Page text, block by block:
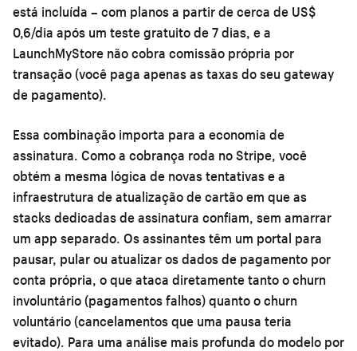
está incluída – com planos a partir de cerca de US$
0,6/dia após um teste gratuito de 7 dias, e a
LaunchMyStore não cobra comissão própria por
transação (você paga apenas as taxas do seu gateway
de pagamento).
Essa combinação importa para a economia de
assinatura. Como a cobrança roda no Stripe, você
obtém a mesma lógica de novas tentativas e a
infraestrutura de atualização de cartão em que as
stacks dedicadas de assinatura confiam, sem amarrar
um app separado. Os assinantes têm um portal para
pausar, pular ou atualizar os dados de pagamento por
conta própria, o que ataca diretamente tanto o churn
involuntário (pagamentos falhos) quanto o churn
voluntário (cancelamentos que uma pausa teria
evitado). Para uma análise mais profunda do modelo por